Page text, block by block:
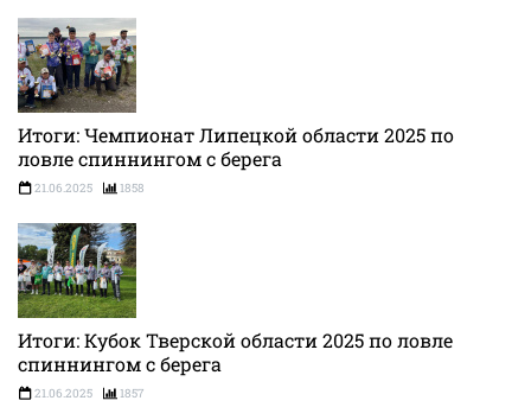
Итоги: Чемпионат Липецкой области 2025 по
ловле спиннингом с берега
21.06.2025 1858
Итоги: Кубок Тверской области 2025 по ловле
спиннингом с берега
21.06.2025 1857